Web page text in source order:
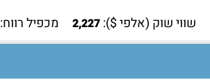
שווי שוק (אלפי $): 2,227 מכפיל רווח: